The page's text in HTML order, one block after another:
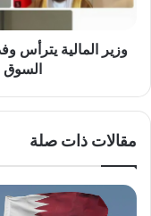
خليجي
خطة
وزير المالية يترأس
السوق
مقالات ذات صلة